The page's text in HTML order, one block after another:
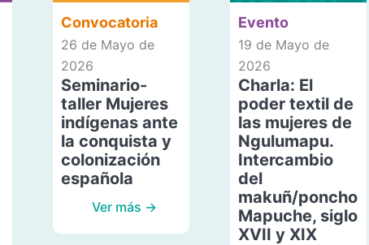
Convocatoria
26 de Mayo de
2026
Seminario-
taller Mujeres
indígenas ante
la conquista y
colonización
española
Ver más →
Evento
19 de Mayo de
2026
Charla: El
poder textil de
las mujeres de
Ngulumapu.
Intercambio
del
makuñ/poncho
Mapuche, siglo
XVII y XIX